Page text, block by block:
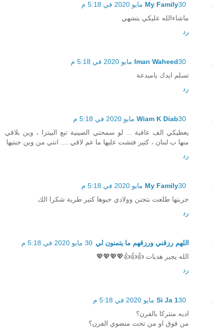
My Family30 مايو 2020 في 5:18 م
ماشاءالله عليكي بتشهي
رد
Iman Waheed30 مايو 2020 في 5:18 م
تسلم ايدك يامبدعة
رد
Wiam K Diab30 مايو 2020 في 5:18 م
يعطيكي الف عافية ... لو سمحتي الصينية تبع البيتزا ، وين بلاقي
منها ب لبنان ، كتير فتشت عليها ما عم لاقي .... انتي من وين جبتيها
رد
My Family30 مايو 2020 في 5:18 م
جربتها طلعت بتجنن وولادي حبوها كتير طرية شكرا الك
رد
اللهم رزقني ورزقهم ما يتمنون لي 30 مايو 2020 في 5:18 م
الله يجير هديات 👍👍👍💖💖💖💖
رد
Si Ja 130 مايو 2020 في 5:18 م
اديه منتركا بالفرن؟
من فوق او من تحت منضوي الفرن؟